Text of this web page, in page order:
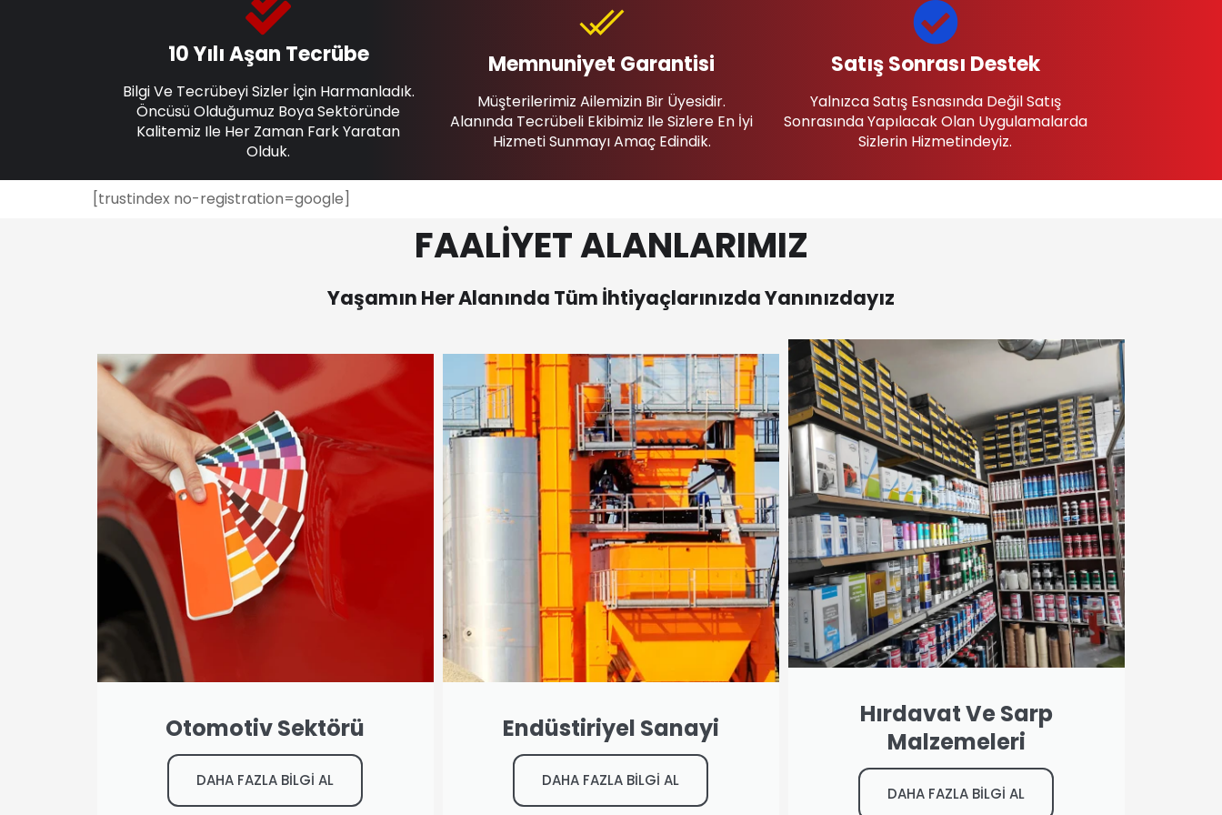
10 Yılı Aşan Tecrübe
Bilgi Ve Tecrübeyi Sizler İçin Harmanladık.
Öncüsü Olduğumuz Boya Sektöründe
Kalitemiz Ile Her Zaman Fark Yaratan
Olduk.
Memnuniyet Garantisi
Müşterilerimiz Ailemizin Bir Üyesidir.
Alanında Tecrübeli Ekibimiz Ile Sizlere En İyi
Hizmeti Sunmayı Amaç Edindik.
Satış Sonrası Destek
Yalnızca Satış Esnasında Değil Satış
Sonrasında Yapılacak Olan Uygulamalarda
Sizlerin Hizmetindeyiz.
[trustindex no-registration=google]
FAALİYET ALANLARIMIZ
Yaşamın Her Alanında Tüm İhtiyaçlarınızda Yanınızdayız
Otomotiv Sektörü
DAHA FAZLA BİLGİ AL
Endüstiriyel Sanayi
DAHA FAZLA BİLGİ AL
Hırdavat Ve Sarp
Malzemeleri
DAHA FAZLA BİLGİ AL